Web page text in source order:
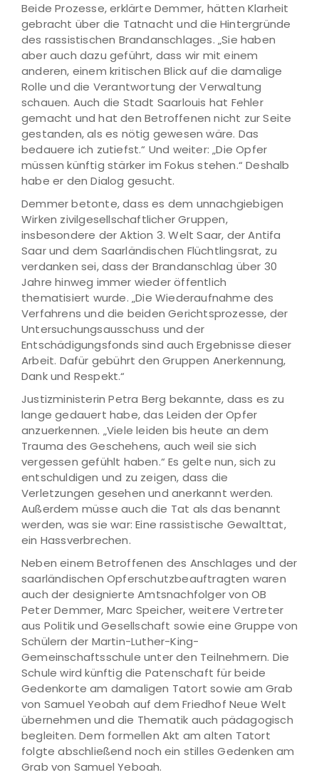
Beide Prozesse, erklärte Demmer, hätten Klarheit
gebracht über die Tatnacht und die Hintergründe
des rassistischen Brandanschlages. „Sie haben
aber auch dazu geführt, dass wir mit einem
anderen, einem kritischen Blick auf die damalige
Rolle und die Verantwortung der Verwaltung
schauen. Auch die Stadt Saarlouis hat Fehler
gemacht und hat den Betroffenen nicht zur Seite
gestanden, als es nötig gewesen wäre. Das
bedauere ich zutiefst.“ Und weiter: „Die Opfer
müssen künftig stärker im Fokus stehen.“ Deshalb
habe er den Dialog gesucht.
Demmer betonte, dass es dem unnachgiebigen
Wirken zivilgesellschaftlicher Gruppen,
insbesondere der Aktion 3. Welt Saar, der Antifa
Saar und dem Saarländischen Flüchtlingsrat, zu
verdanken sei, dass der Brandanschlag über 30
Jahre hinweg immer wieder öffentlich
thematisiert wurde. „Die Wiederaufnahme des
Verfahrens und die beiden Gerichtsprozesse, der
Untersuchungsausschuss und der
Entschädigungsfonds sind auch Ergebnisse dieser
Arbeit. Dafür gebührt den Gruppen Anerkennung,
Dank und Respekt.“
Justizministerin Petra Berg bekannte, dass es zu
lange gedauert habe, das Leiden der Opfer
anzuerkennen. „Viele leiden bis heute an dem
Trauma des Geschehens, auch weil sie sich
vergessen gefühlt haben.“ Es gelte nun, sich zu
entschuldigen und zu zeigen, dass die
Verletzungen gesehen und anerkannt werden.
Außerdem müsse auch die Tat als das benannt
werden, was sie war: Eine rassistische Gewalttat,
ein Hassverbrechen.
Neben einem Betroffenen des Anschlages und der
saarländischen Opferschutzbeauftragten waren
auch der designierte Amtsnachfolger von OB
Peter Demmer, Marc Speicher, weitere Vertreter
aus Politik und Gesellschaft sowie eine Gruppe von
Schülern der Martin-Luther-King-
Gemeinschaftsschule unter den Teilnehmern. Die
Schule wird künftig die Patenschaft für beide
Gedenkorte am damaligen Tatort sowie am Grab
von Samuel Yeobah auf dem Friedhof Neue Welt
übernehmen und die Thematik auch pädagogisch
begleiten. Dem formellen Akt am alten Tatort
folgte abschließend noch ein stilles Gedenken am
Grab von Samuel Yeboah.